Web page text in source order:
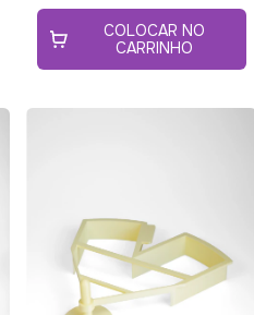
COLOCAR NO
CARRINHO